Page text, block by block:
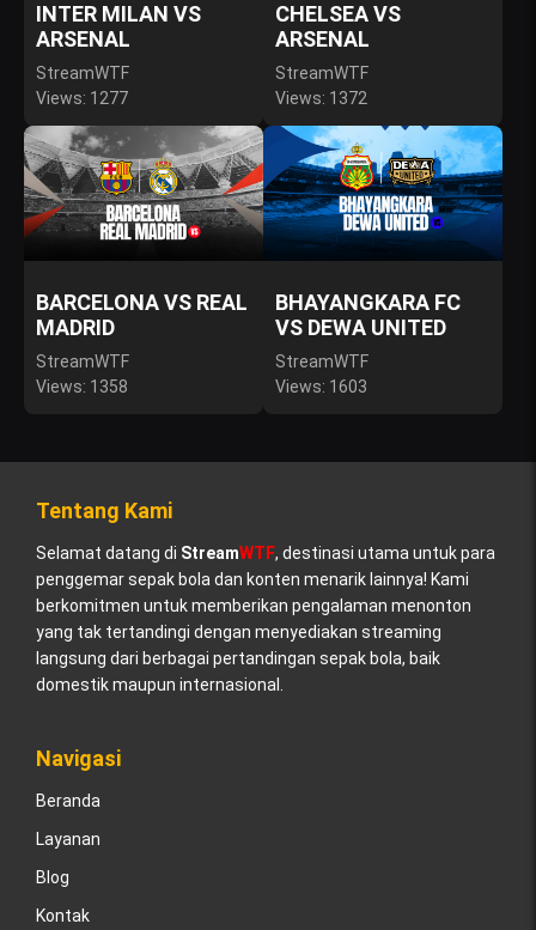
INTER MILAN VS
ARSENAL
StreamWTF
Views: 1277
CHELSEA VS
ARSENAL
StreamWTF
Views: 1372
BARCELONA VS REAL
MADRID
StreamWTF
Views: 1358
BHAYANGKARA FC
VS DEWA UNITED
StreamWTF
Views: 1603
Tentang Kami
Selamat datang di StreamWTF, destinasi utama untuk para
penggemar sepak bola dan konten menarik lainnya! Kami
berkomitmen untuk memberikan pengalaman menonton
yang tak tertandingi dengan menyediakan streaming
langsung dari berbagai pertandingan sepak bola, baik
domestik maupun internasional.
Navigasi
Beranda
Layanan
Blog
Kontak